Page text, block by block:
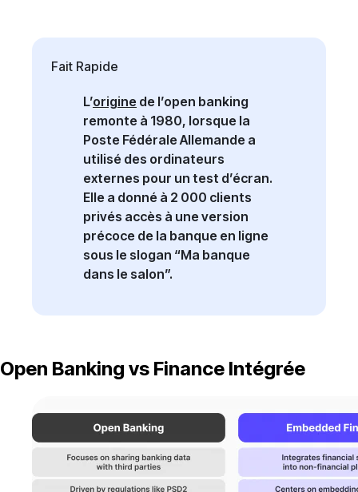
L’origine de l’open banking
remonte à 1980, lorsque la
Poste Fédérale Allemande a
utilisé des ordinateurs
externes pour un test d’écran.
Elle a donné à 2 000 clients
privés accès à une version
précoce de la banque en ligne
sous le slogan “Ma banque
dans le salon”.
Fait Rapide
Open Banking vs Finance Intégrée